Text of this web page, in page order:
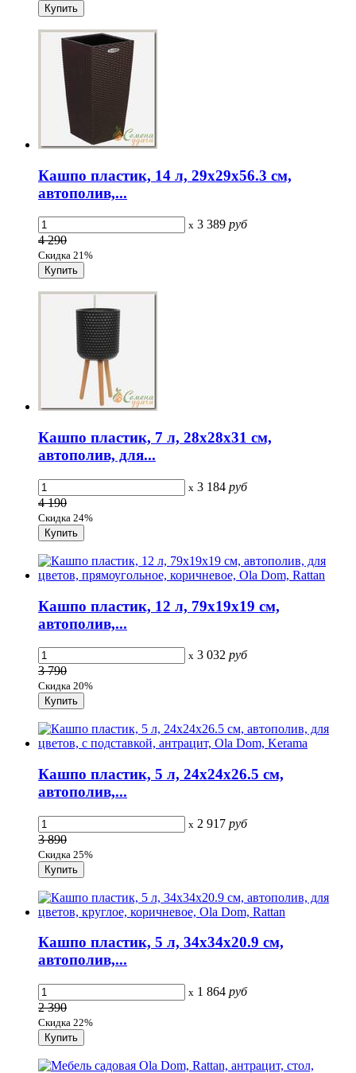
Кашпо пластик, 14 л, 29х29х56.3 см,
автополив,...
x 3 389 руб
4 290
Скидка 21%
Кашпо пластик, 7 л, 28х28х31 см,
автополив, для...
x 3 184 руб
4 190
Скидка 24%
Кашпо пластик, 12 л, 79х19х19 см,
автополив,...
x 3 032 руб
3 790
Скидка 20%
Кашпо пластик, 5 л, 24х24х26.5 см,
автополив,...
x 2 917 руб
3 890
Скидка 25%
Кашпо пластик, 5 л, 34х34х20.9 см,
автополив,...
x 1 864 руб
2 390
Скидка 22%